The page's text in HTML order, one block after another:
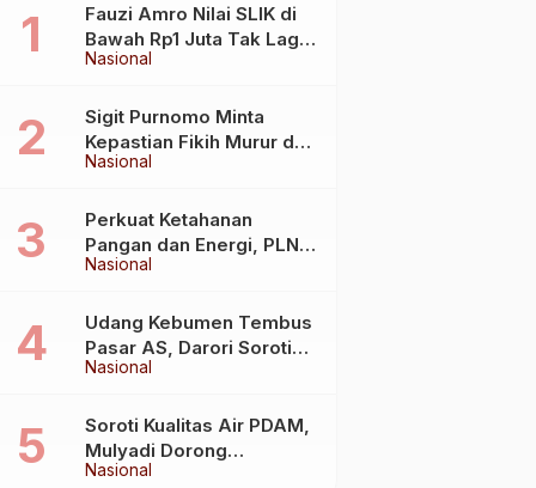
Nasional
Fauzi Amro Nilai SLIK di
Bawah Rp1 Juta Tak Lagi
Hambat Akses Rumah
Nasional
Sigit Purnomo Minta
Kepastian Fikih Murur dan
Mabit untuk Perkuat
Nasional
Perkuat Ketahanan
Pangan dan Energi, PLN
Jalin Kerja Sama Strategis
Kelautan dan Perikanan
Nasional
Udang Kebumen Tembus
Pasar AS, Darori Soroti
Dampaknya bagi Warga
Nasional
Soroti Kualitas Air PDAM,
Mulyadi Dorong
Standardisasi Lewat RUU